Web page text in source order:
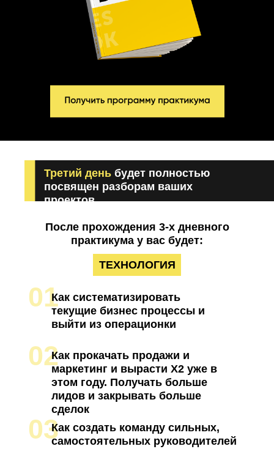
Третий день будет полностью
посвящен разборам ваших
проектов
01
02
03
После прохождения 3-х дневного
практикума у вас будет:
ТЕХНОЛОГИЯ
Как систематизировать
текущие бизнес процессы и
выйти из операционки
Как создать команду сильных,
самостоятельных руководителей
Как прокачать продажи и
маркетинг и вырасти X2 уже в
этом году. Получать больше
лидов и закрывать больше
сделок